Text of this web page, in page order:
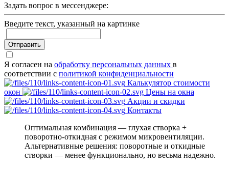
Задать вопрос в мессенджере:
Введите текcт, указанный на картинке
Отправить
Я согласен на обработку персональных данных в
соответствии с политикой конфиденциальности
Калькулятор стоимости
окон
Цены на окна
Акции и скидки
Контакты
Оптимальная комбинация — глухая створка +
поворотно-откидная с режимом микровентиляции.
Альтернативные решения: поворотные и откидные
створки — менее функционально, но весьма надежно.